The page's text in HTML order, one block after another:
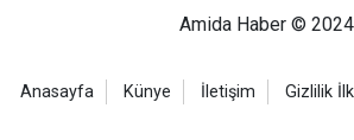
Amida Haber © 2024
Anasayfa Künye İletişim Gizlilik